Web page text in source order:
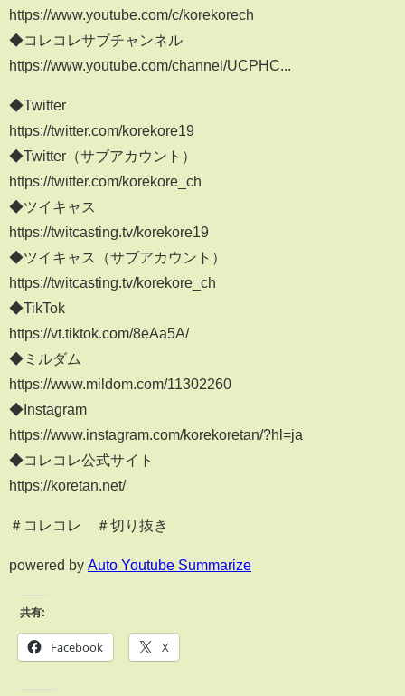
https://www.youtube.com/c/korekorech​
◆コレコレサブチャンネル
https://www.youtube.com/channel/UCPHC...​
◆Twitter
https://twitter.com/korekore19
◆Twitter（サブアカウント）
https://twitter.com/korekore_ch
◆ツイキャス
https://twitcasting.tv/korekore19​
◆ツイキャス（サブアカウント）
https://twitcasting.tv/korekore_ch
◆TikTok
https://vt.tiktok.com/8eAa5A/​​
◆ミルダム
https://www.mildom.com/11302260
◆Instagram
https://www.instagram.com/korekoretan/?hl=ja
◆コレコレ公式サイト
https://koretan.net/​
＃コレコレ​ ＃切り抜き
powered by Auto Youtube Summarize
共有:
Facebook X